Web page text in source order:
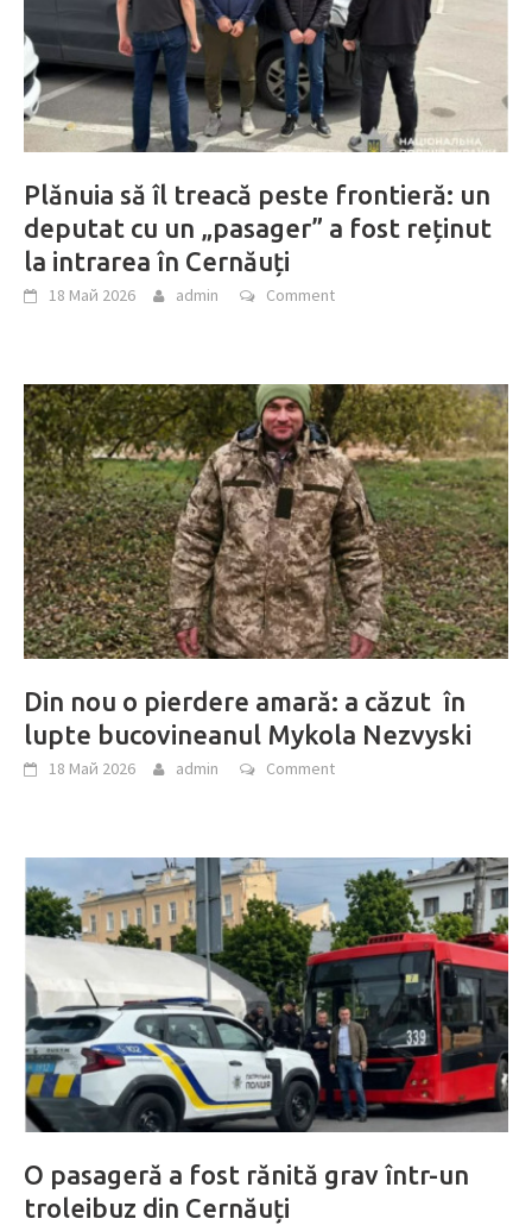
Plănuia să îl treacă peste frontieră: un
deputat cu un „pasager” a fost reținut
la intrarea în Cernăuți
18 Май 2026 admin Comment
Din nou o pierdere amară: a căzut în
lupte bucovineanul Mykola Nezvyski
18 Май 2026 admin Comment
O pasageră a fost rănită grav într-un
troleibuz din Cernăuți